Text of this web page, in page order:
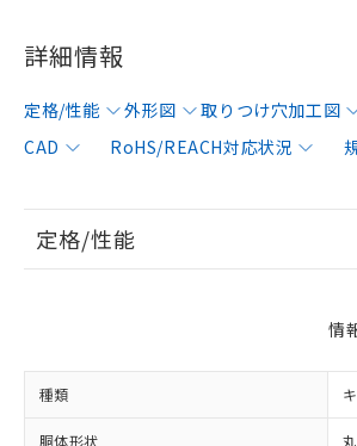
詳細情報
定格/性能 外形図 取りつけ穴加工図
CAD
RoHS/REACH対応状況
定格/性能
情
種類
胴体形状